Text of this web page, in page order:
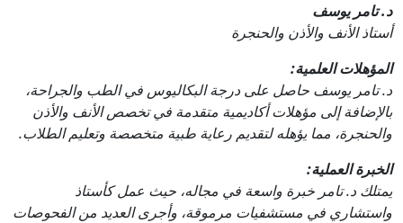
د. تامر يوسف
أستاذ الأنف والأذن والحنجرة
المؤهلات العلمية:
د. تامر يوسف حاصل على درجة البكاليوس في الطب والجراحة،
بالإضافة إلى مؤهلات أكاديمية متقدمة في تخصص الأنف والأذن
والحنجرة، مما يؤهله لتقديم رعاية طبية متخصصة وتعليم الطلاب.
الخبرة العملية:
يمتلك د. تامر خبرة واسعة في مجاله، حيث عمل كأستاذ
واستشاري في مستشفيات مرموقة، وأجرى العديد من الفحوصات